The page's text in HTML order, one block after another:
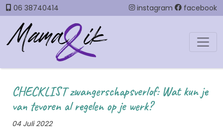
06 38740414 instagram facebook
CHECKLIST zwangerschapsverlof: Wat kun je
van tevoren al regelen op je werk?
04 Juli 2022